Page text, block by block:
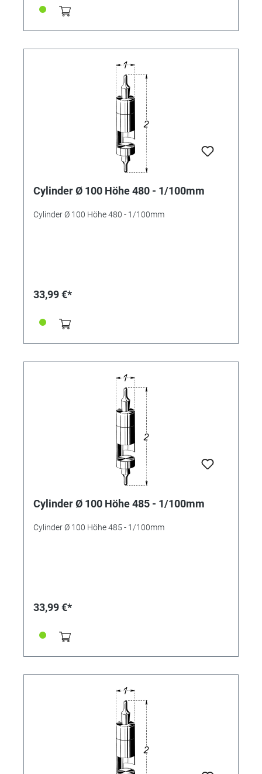
Cylinder Ø 100 Höhe 480 - 1/100mm
Cylinder Ø 100 Höhe 480 - 1/100mm
33,99 €*
Cylinder Ø 100 Höhe 485 - 1/100mm
Cylinder Ø 100 Höhe 485 - 1/100mm
33,99 €*